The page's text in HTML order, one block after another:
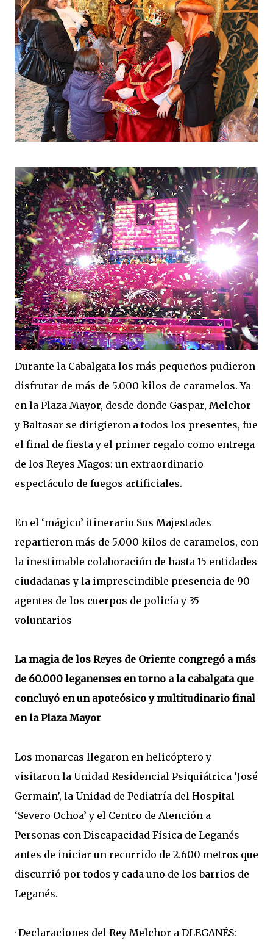
Durante la Cabalgata los más pequeños pudieron
disfrutar de más de 5.000 kilos de caramelos. Ya
en la Plaza Mayor, desde donde Gaspar, Melchor
y Baltasar se dirigieron a todos los presentes, fue
el final de fiesta y el primer regalo como entrega
de los Reyes Magos: un extraordinario
espectáculo de fuegos artificiales.
En el ‘mágico’ itinerario Sus Majestades
repartieron más de 5.000 kilos de caramelos, con
la inestimable colaboración de hasta 15 entidades
ciudadanas y la imprescindible presencia de 90
agentes de los cuerpos de policía y 35
voluntarios
La magia de los Reyes de Oriente congregó a más
de 60.000 leganenses en torno a la cabalgata que
concluyó en un apoteósico y multitudinario final
en la Plaza Mayor
Los monarcas llegaron en helicóptero y
visitaron la Unidad Residencial Psiquiátrica ‘José
Germain’, la Unidad de Pediatría del Hospital
‘Severo Ochoa’ y el Centro de Atención a
Personas con Discapacidad Física de Leganés
antes de iniciar un recorrido de 2.600 metros que
discurrió por todos y cada uno de los barrios de
Leganés.
· Declaraciones del Rey Melchor a DLEGANÉS: